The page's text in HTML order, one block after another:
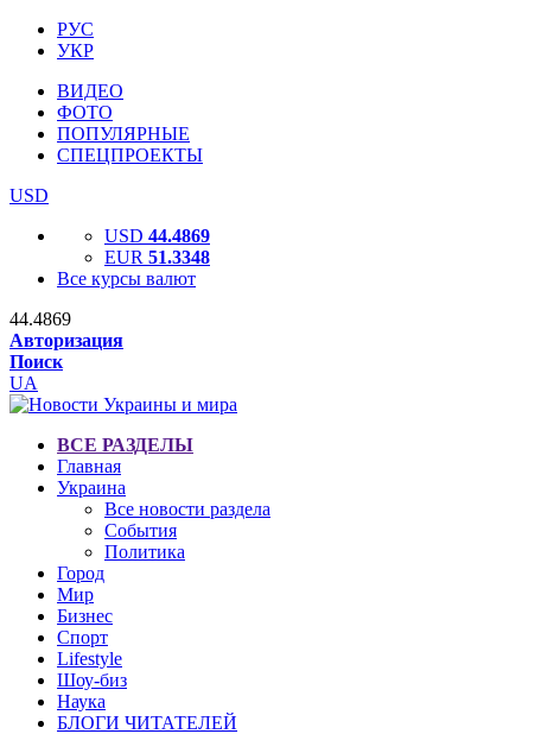
РУС
УКР
ВИДЕО
ФОТО
ПОПУЛЯРНЫЕ
СПЕЦПРОЕКТЫ
USD
USD 44.4869
EUR 51.3348
Все курсы валют
44.4869
Авторизация
Поиск
UA
ВСЕ РАЗДЕЛЫ
Главная
Украина
Все новости раздела
События
Политика
Город
Мир
Бизнес
Спорт
Lifestyle
Шоу-биз
Наука
БЛОГИ ЧИТАТЕЛЕЙ